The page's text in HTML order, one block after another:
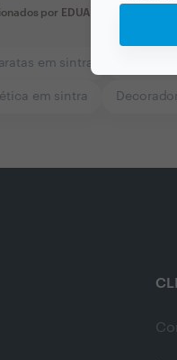
por EDUARDO Abreu
em sintra
em sintra